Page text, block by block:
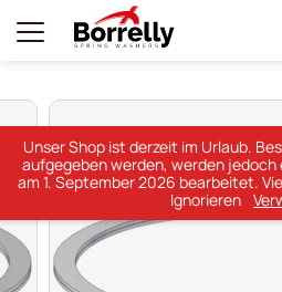
Unser Shop ist derzeit im Urlaub.
aufgegeben werden, werden
am 1. September 2026 bearbeitet.
Ignorieren